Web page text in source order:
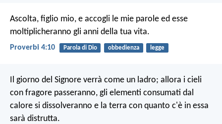
Ascolta, figlio mio, e accogli le mie parole ed esse
moltiplicheranno gli anni della tua vita.
Proverbi 4:10 Parola di Dio obbedienza legge
Il giorno del Signore verrà come un ladro; allora i cieli
con fragore passeranno, gli elementi consumati dal
calore si dissolveranno e la terra con quanto c'è in essa
sarà distrutta.